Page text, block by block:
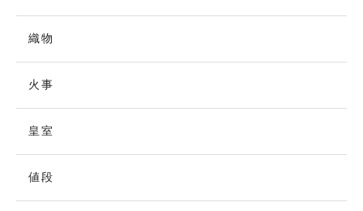
織物
火事
皇室
値段